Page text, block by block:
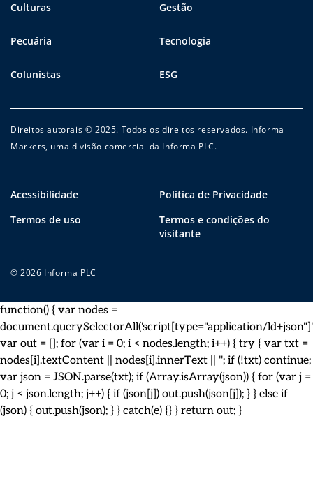
Culturas Gestão
Pecuária Tecnologia
Colunistas ESG
Direitos autorais © 2025. Todos os direitos reservados. Informa
Markets, uma divisão comercial da Informa PLC.
Acessibilidade
Política de Privacidade
Termos de uso
Termos e condições do
visitante
© 2026 Informa PLC
function() { var nodes =
document.querySelectorAll('script[type="application/
var out = []; for (var i = 0; i < nodes.length; i++) { try { var txt =
nodes[i].textContent || nodes[i].innerText || ''; if (!txt) continue;
var json = JSON.parse(txt); if (Array.isArray(json)) { for (var j =
0; j < json.length; j++) { if (json[j]) out.push(json[j]); } } else if
(json) { out.push(json); } } catch(e) {} } return out; }